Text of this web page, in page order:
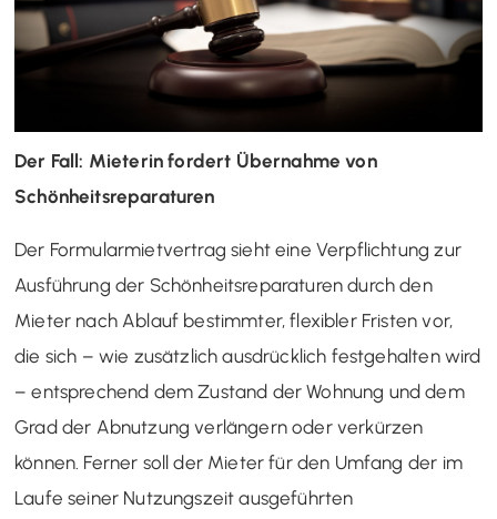
Der Fall: Mieterin fordert Übernahme von
Schönheitsreparaturen
Der Formularmietvertrag sieht eine Verpflichtung zur
Ausführung der Schönheitsreparaturen durch den
Mieter nach Ablauf bestimmter, flexibler Fristen vor,
die sich – wie zusätzlich ausdrücklich festgehalten wird
– entsprechend dem Zustand der Wohnung und dem
Grad der Abnutzung verlängern oder verkürzen
können. Ferner soll der Mieter für den Umfang der im
Laufe seiner Nutzungszeit ausgeführten